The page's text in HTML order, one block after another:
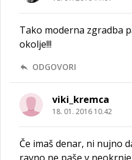
Tako moderna zgradba
okolje!!!
ODGOVORI
viki_kremca
18. 01. 2016 10.42
Če imaš denar, ni nujno